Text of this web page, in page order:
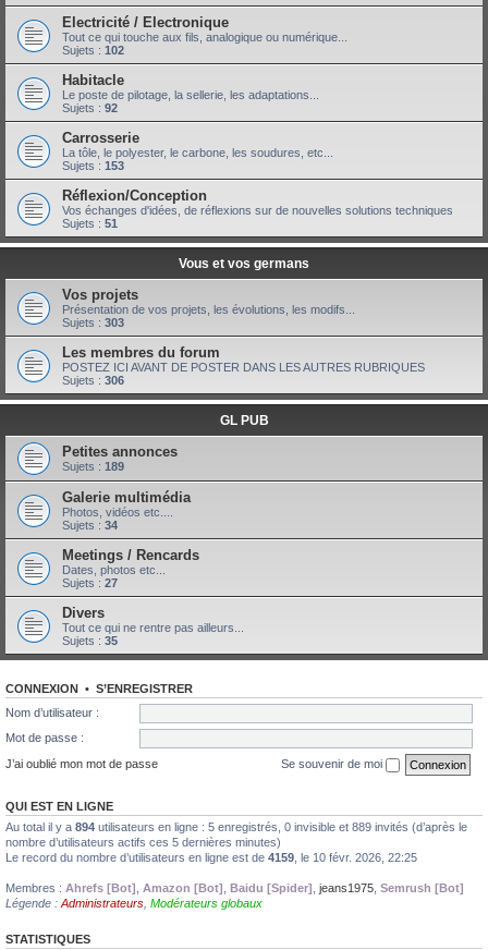
Electricité / Electronique
Tout ce qui touche aux fils, analogique ou numérique...
Sujets : 102
Habitacle
Le poste de pilotage, la sellerie, les adaptations...
Sujets : 92
Carrosserie
La tôle, le polyester, le carbone, les soudures, etc...
Sujets : 153
Réflexion/Conception
Vos échanges d'idées, de réflexions sur de nouvelles solutions techniques
Sujets : 51
Vous et vos germans
Vos projets
Présentation de vos projets, les évolutions, les modifs...
Sujets : 303
Les membres du forum
POSTEZ ICI AVANT DE POSTER DANS LES AUTRES RUBRIQUES
Sujets : 306
GL PUB
Petites annonces
Sujets : 189
Galerie multimédia
Photos, vidéos etc....
Sujets : 34
Meetings / Rencards
Dates, photos etc...
Sujets : 27
Divers
Tout ce qui ne rentre pas ailleurs...
Sujets : 35
CONNEXION • S’ENREGISTRER
Nom d’utilisateur :
Mot de passe :
J’ai oublié mon mot de passe
Se souvenir de moi
QUI EST EN LIGNE
Au total il y a 894 utilisateurs en ligne : 5 enregistrés, 0 invisible et 889 invités (d’après le
nombre d’utilisateurs actifs ces 5 dernières minutes)
Le record du nombre d’utilisateurs en ligne est de 4159 , le 10 févr. 2026, 22:25
Membres : Ahrefs [Bot] Amazon [Bot] Baidu [Spider] jeans1975 Semrush [Bot]
Légende : Administrateurs Modérateurs globaux
STATISTIQUES